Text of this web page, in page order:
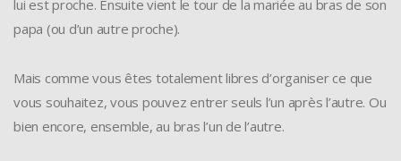
lui est proche. Ensuite vient le tour de la mariée au bras de son
papa (ou d’un autre proche).
Mais comme vous êtes totalement libres d’organiser ce que
vous souhaitez, vous pouvez entrer seuls l’un après l’autre. Ou
bien encore, ensemble, au bras l’un de l’autre.